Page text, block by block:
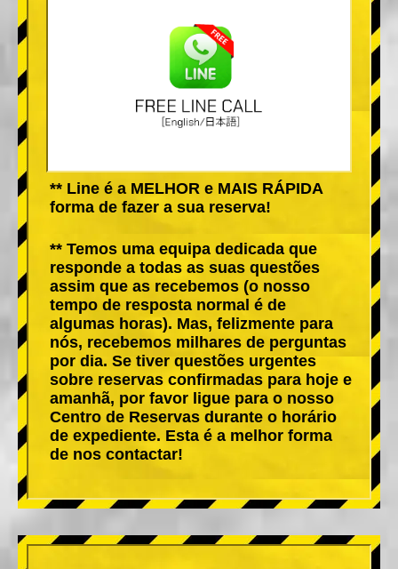
** Line é a MELHOR e MAIS RÁPIDA
forma de fazer a sua reserva!
** Temos uma equipa dedicada que
responde a todas as suas questões
assim que as recebemos (o nosso
tempo de resposta normal é de
algumas horas). Mas, felizmente para
nós, recebemos milhares de perguntas
por dia. Se tiver questões urgentes
sobre reservas confirmadas para hoje e
amanhã, por favor ligue para o nosso
Centro de Reservas durante o horário
de expediente. Esta é a melhor forma
de nos contactar!